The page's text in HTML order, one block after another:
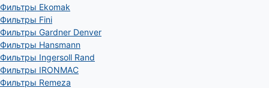
Фильтры Ekomak
Фильтры Fini
Фильтры Gardner Denver
Фильтры Hansmann
Фильтры Ingersoll Rand
Фильтры IRONMAC
Фильтры Remeza